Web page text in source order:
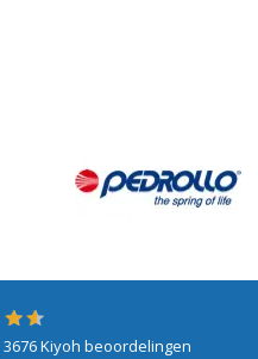
3676Kiyoh beoordelingen